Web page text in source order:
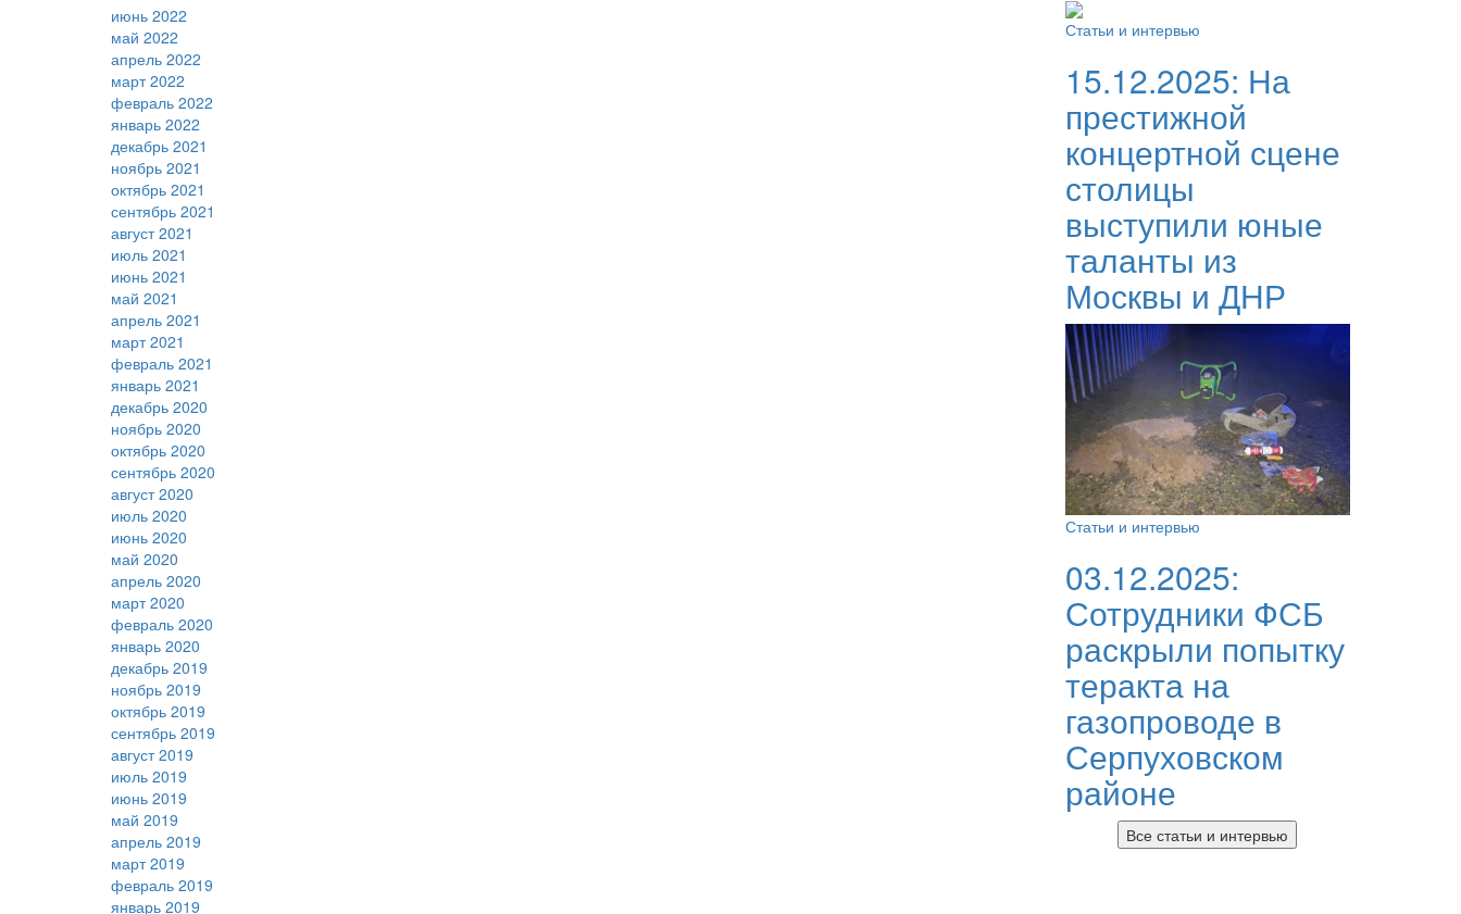
июнь 2022
май 2022
апрель 2022
март 2022
февраль 2022
январь 2022
декабрь 2021
ноябрь 2021
октябрь 2021
сентябрь 2021
август 2021
июль 2021
июнь 2021
май 2021
апрель 2021
март 2021
февраль 2021
январь 2021
декабрь 2020
ноябрь 2020
октябрь 2020
сентябрь 2020
август 2020
июль 2020
июнь 2020
май 2020
апрель 2020
март 2020
февраль 2020
январь 2020
декабрь 2019
ноябрь 2019
октябрь 2019
сентябрь 2019
август 2019
июль 2019
июнь 2019
май 2019
апрель 2019
март 2019
февраль 2019
январь 2019
Статьи и интервью
15.12.2025: На
престижной
концертной сцене
столицы
выступили юные
таланты из
Москвы и ДНР
Статьи и интервью
03.12.2025:
Сотрудники ФСБ
раскрыли попытку
теракта на
газопроводе в
Серпуховском
районе
Все статьи и интервью